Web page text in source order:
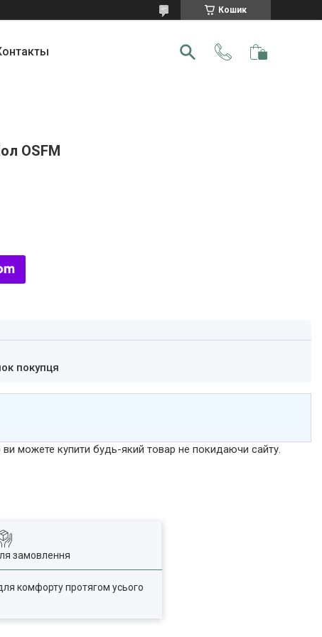
Кошик
OSFM
покупця
ви можете купити будь-який товар не покидаючи сайту.
замовлення
комфорту протягом усього